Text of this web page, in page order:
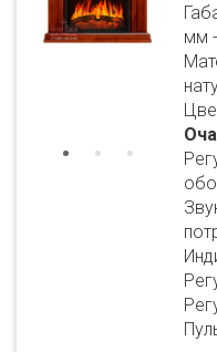
мм